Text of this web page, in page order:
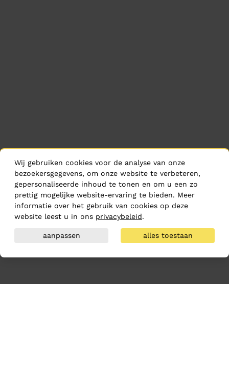
Wij gebruiken cookies voor de analyse van onze
bezoekersgegevens, om onze website te verbeteren,
gepersonaliseerde inhoud te tonen en om u een zo
prettig mogelijke website-ervaring te bieden. Meer
informatie over het gebruik van cookies op deze
website leest u in ons privacybeleid.
aanpassen alles toestaan